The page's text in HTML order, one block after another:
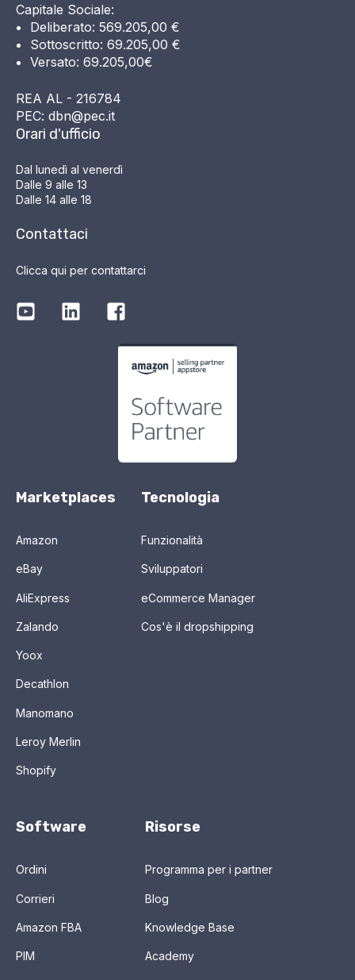
Capitale Sociale:
Deliberato: 569.205,00 €
Sottoscritto: 69.205,00 €
Versato: 69.205,00€
REA AL - 216784
PEC: dbn@pec.it
Orari d'ufficio
Dal lunedì al venerdì
Dalle 9 alle 13
Dalle 14 alle 18
Contattaci
Clicca qui per contattarci
Marketplaces
Amazon
eBay
AliExpress
Zalando
Yoox
Decathlon
Manomano
Leroy Merlin
Shopify
Tecnologia
Funzionalità
Sviluppatori
eCommerce Manager
Cos'è il dropshipping
Software
Ordini
Corrieri
Amazon FBA
PIM
Risorse
Programma per i partner
Blog
Knowledge Base
Academy